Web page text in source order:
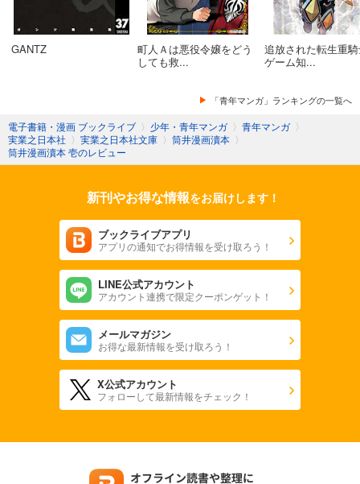
GANTZ
町人Ａは悪役令嬢をどう
しても救...
追放された転生重
ゲーム知...
「青年マンガ」ランキングの一覧へ
電子書籍・漫画 ブックライブ 〉 少年・青年マンガ 〉 青年マンガ 〉
実業之日本社 〉 実業之日本社文庫 〉 筒井漫画瀆本 〉
筒井漫画瀆本 壱のレビュー
新刊やお得な情報をお届けします！
ブックライブアプリ
アプリの通知でお得情報を受け取ろう！
LINE公式アカウント
アカウント連携で限定クーポンゲット！
メールマガジン
お得な最新情報を受け取ろう！
X公式アカウント
フォローして最新情報をチェック！